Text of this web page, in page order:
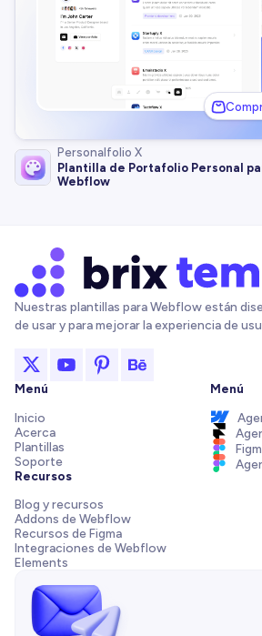
Personalfolio X
Plantilla de Portafolio Personal
Webflow
Nuestras plantillas para Webflow están
de usar y para mejorar la experiencia de
Menú
Inicio
Acerca
Plantillas
Soporte
Recursos
Blog y recursos
Addons de Webflow
Recursos de Figma
Integraciones de Webflow
Elements
Menú